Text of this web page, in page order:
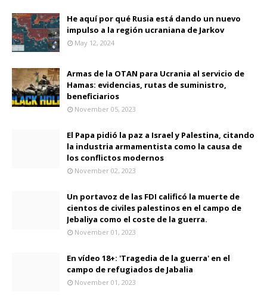
He aquí por qué Rusia está dando un nuevo
impulso a la región ucraniana de Jarkov
May 12, 2024
Armas de la OTAN para Ucrania al servicio de
Hamas: evidencias, rutas de suministro,
beneficiarios
November 05, 2023
El Papa pidió la paz a Israel y Palestina, citando
la industria armamentista como la causa de
los conflictos modernos
November 02, 2023
Un portavoz de las FDI calificó la muerte de
cientos de civiles palestinos en el campo de
Jebaliya como el coste de la guerra.
November 01, 2023
En vídeo 18+: 'Tragedia de la guerra' en el
campo de refugiados de Jabalia
November 01, 2023